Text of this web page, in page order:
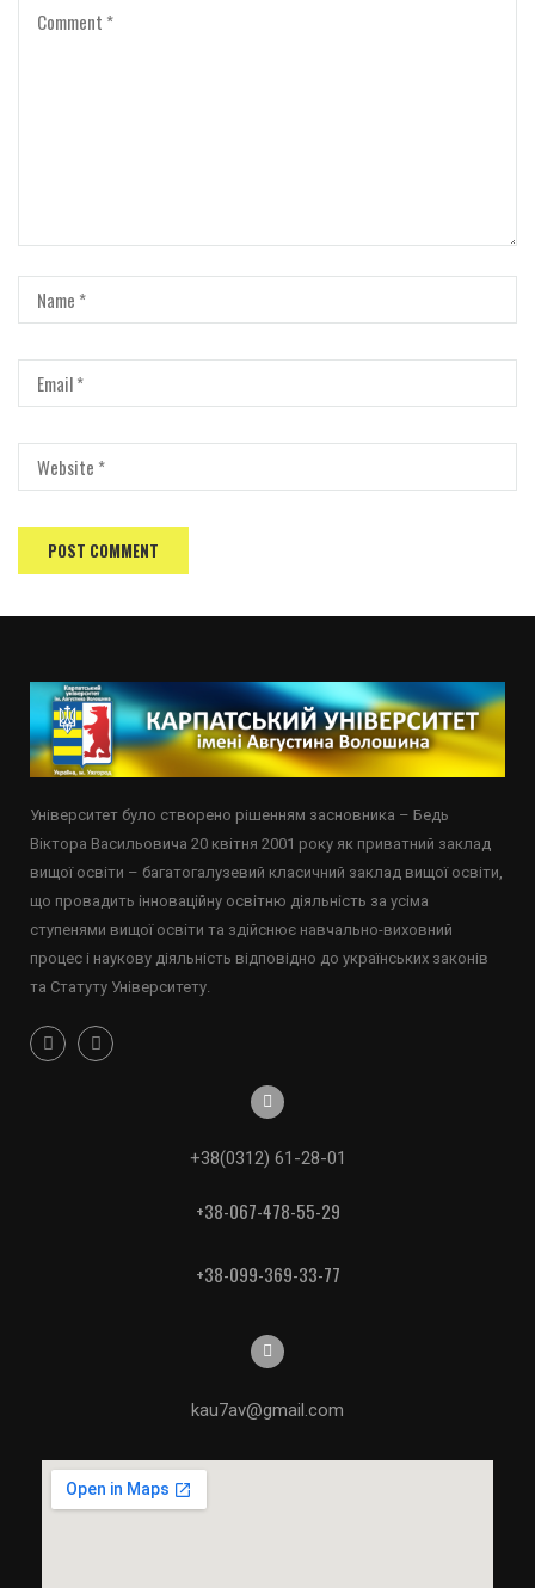
Університет було створено рішенням засновника – Бедь
Віктора Васильовича 20 квітня 2001 року як приватний заклад
вищої освіти – багатогалузевий класичний заклад вищої освіти,
що провадить інноваційну освітню діяльність за усіма
ступенями вищої освіти та здійснює навчально-виховний
процес і наукову діяльність відповідно до українських законів
та Статуту Університету.
+38(0312) 61-28-01
+38-067-478-55-29
+38-099-369-33-77
kau7av@gmail.com